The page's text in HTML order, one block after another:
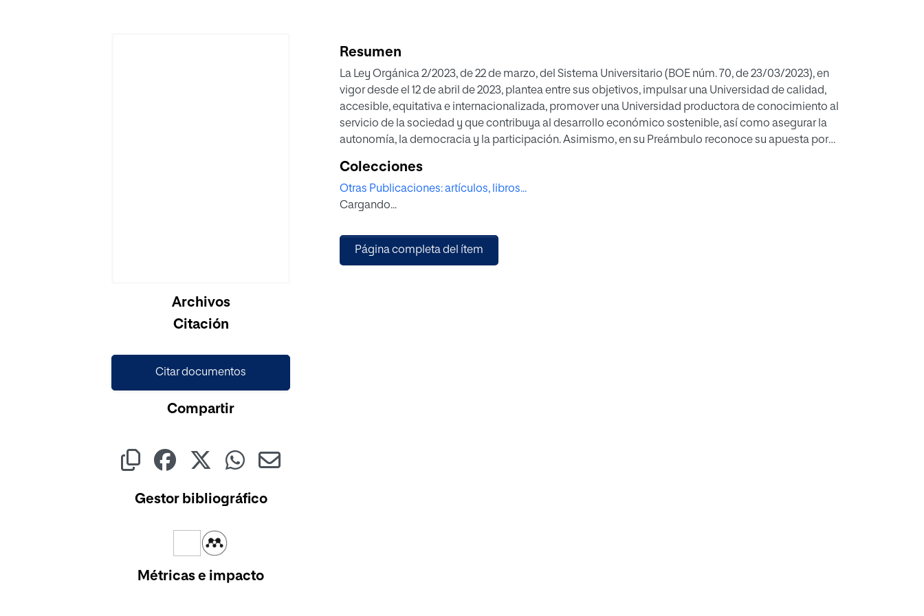
Cargando...Archivos
Citación
Citar documentos
Compartir
Gestor bibliográfico
Métricas e impacto
Resumen
La Ley Orgánica 2/2023, de 22 de marzo, del Sistema Universitario (BOE núm. 70, de 23/03/2023), en
vigor desde el 12 de abril de 2023, plantea entre sus objetivos, impulsar una Universidad de calidad,
accesible, equitativa e internacionalizada, promover una Universidad productora de conocimiento al
servicio de la sociedad y que contribuya al desarrollo económico sostenible, así como asegurar la
autonomía, la democracia y la participación. Asimismo, en su Preámbulo reconoce su apuesta por
formulación de estos objetivos ha tenido como referentes los derechos humanos y los objetivos para
el desarrollo sostenible. No pretende imponer soluciones ni trazar caminos concretos, como expone
en su Preámbulo, en alusión a la diversidad del potencial humano e institucional que configuran el
Colecciones
Otras Publicaciones: artículos, libros...
Cargando...
Página completa del ítem